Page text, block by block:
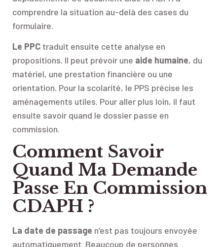
comprendre la situation au-delà des cases du
formulaire.
Le PPC traduit ensuite cette analyse en
propositions. Il peut prévoir une aide humaine, du
matériel, une prestation financière ou une
orientation. Pour la scolarité, le PPS précise les
aménagements utiles. Pour aller plus loin, il faut
ensuite savoir quand le dossier passe en
commission.
Comment Savoir
Quand Ma Demande
Passe En Commission
CDAPH ?
La date de passage n’est pas toujours envoyée
automatiquement. Beaucoup de personnes